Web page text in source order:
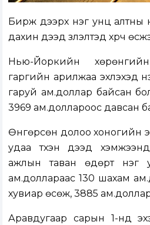
Бирж дээрх нэг унц алтны
дахин дээд үзүүлэлтэд хүрч
Нью-Йоркийн
гаргийн арилжаа эхлэхэд
гаруй ам.доллар байсан
3969 ам.доллароос давсан
Өнгөрсөн долоо хоногийн
удаа түүхэн дээд
ажлын таван өдөрт нэг
ам.доллараас 130 шахам
хувиар өсөж, 3885
Аравдугаар сарын 1-нд